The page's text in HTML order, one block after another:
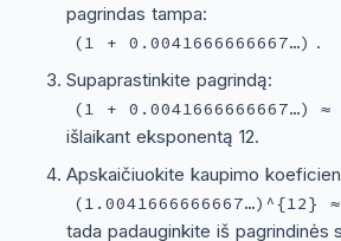
pagrindas tampa:
(1 + 0.0041666666667…) .
Supaprastinkite pagrindą:
(1 + 0.0041666666667…) ≈
išlaikant eksponentą 12.
Apskaičiuokite kaupimo
(1.0041666666667…)^{12}
tada padauginkite iš pagrindinės